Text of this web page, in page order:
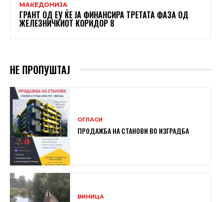
МАКЕДОНИЈА
ГРАНТ ОД ЕУ ЌЕ ЈА ФИНАНСИРА ТРЕТАТА ФАЗА ОД
ЖЕЛЕЗНИЧКИОТ КОРИДОР 8
НЕ ПРОПУШТАЈ
ОГЛАСИ
ПРОДАЖБА НА СТАНОВИ ВО ИЗГРАДБА
ВИНИЦА